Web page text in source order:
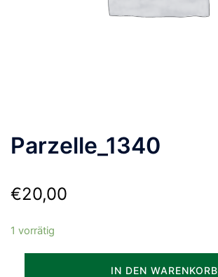
Parzelle_1340
€20,00
1 vorrätig
IN DEN WARENKORB